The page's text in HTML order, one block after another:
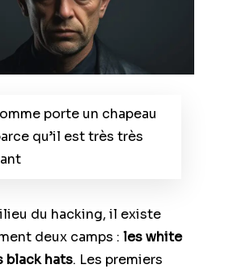
porte un chapeau
qu’il est très très
du hacking, il existe
deux camps : les white
black hats. Les premiers